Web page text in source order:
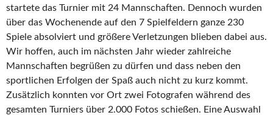
startete das Turnier mit 24 Mannschaften. Dennoch wurden
über das Wochenende auf den 7 Spielfeldern ganze 230
Spiele absolviert und größere Verletzungen blieben dabei aus.
Wir hoffen, auch im nächsten Jahr wieder zahlreiche
Mannschaften begrüßen zu dürfen und dass neben den
sportlichen Erfolgen der Spaß auch nicht zu kurz kommt.
Zusätzlich konnten vor Ort zwei Fotografen während des
gesamten Turniers über 2.000 Fotos schießen. Eine Auswahl